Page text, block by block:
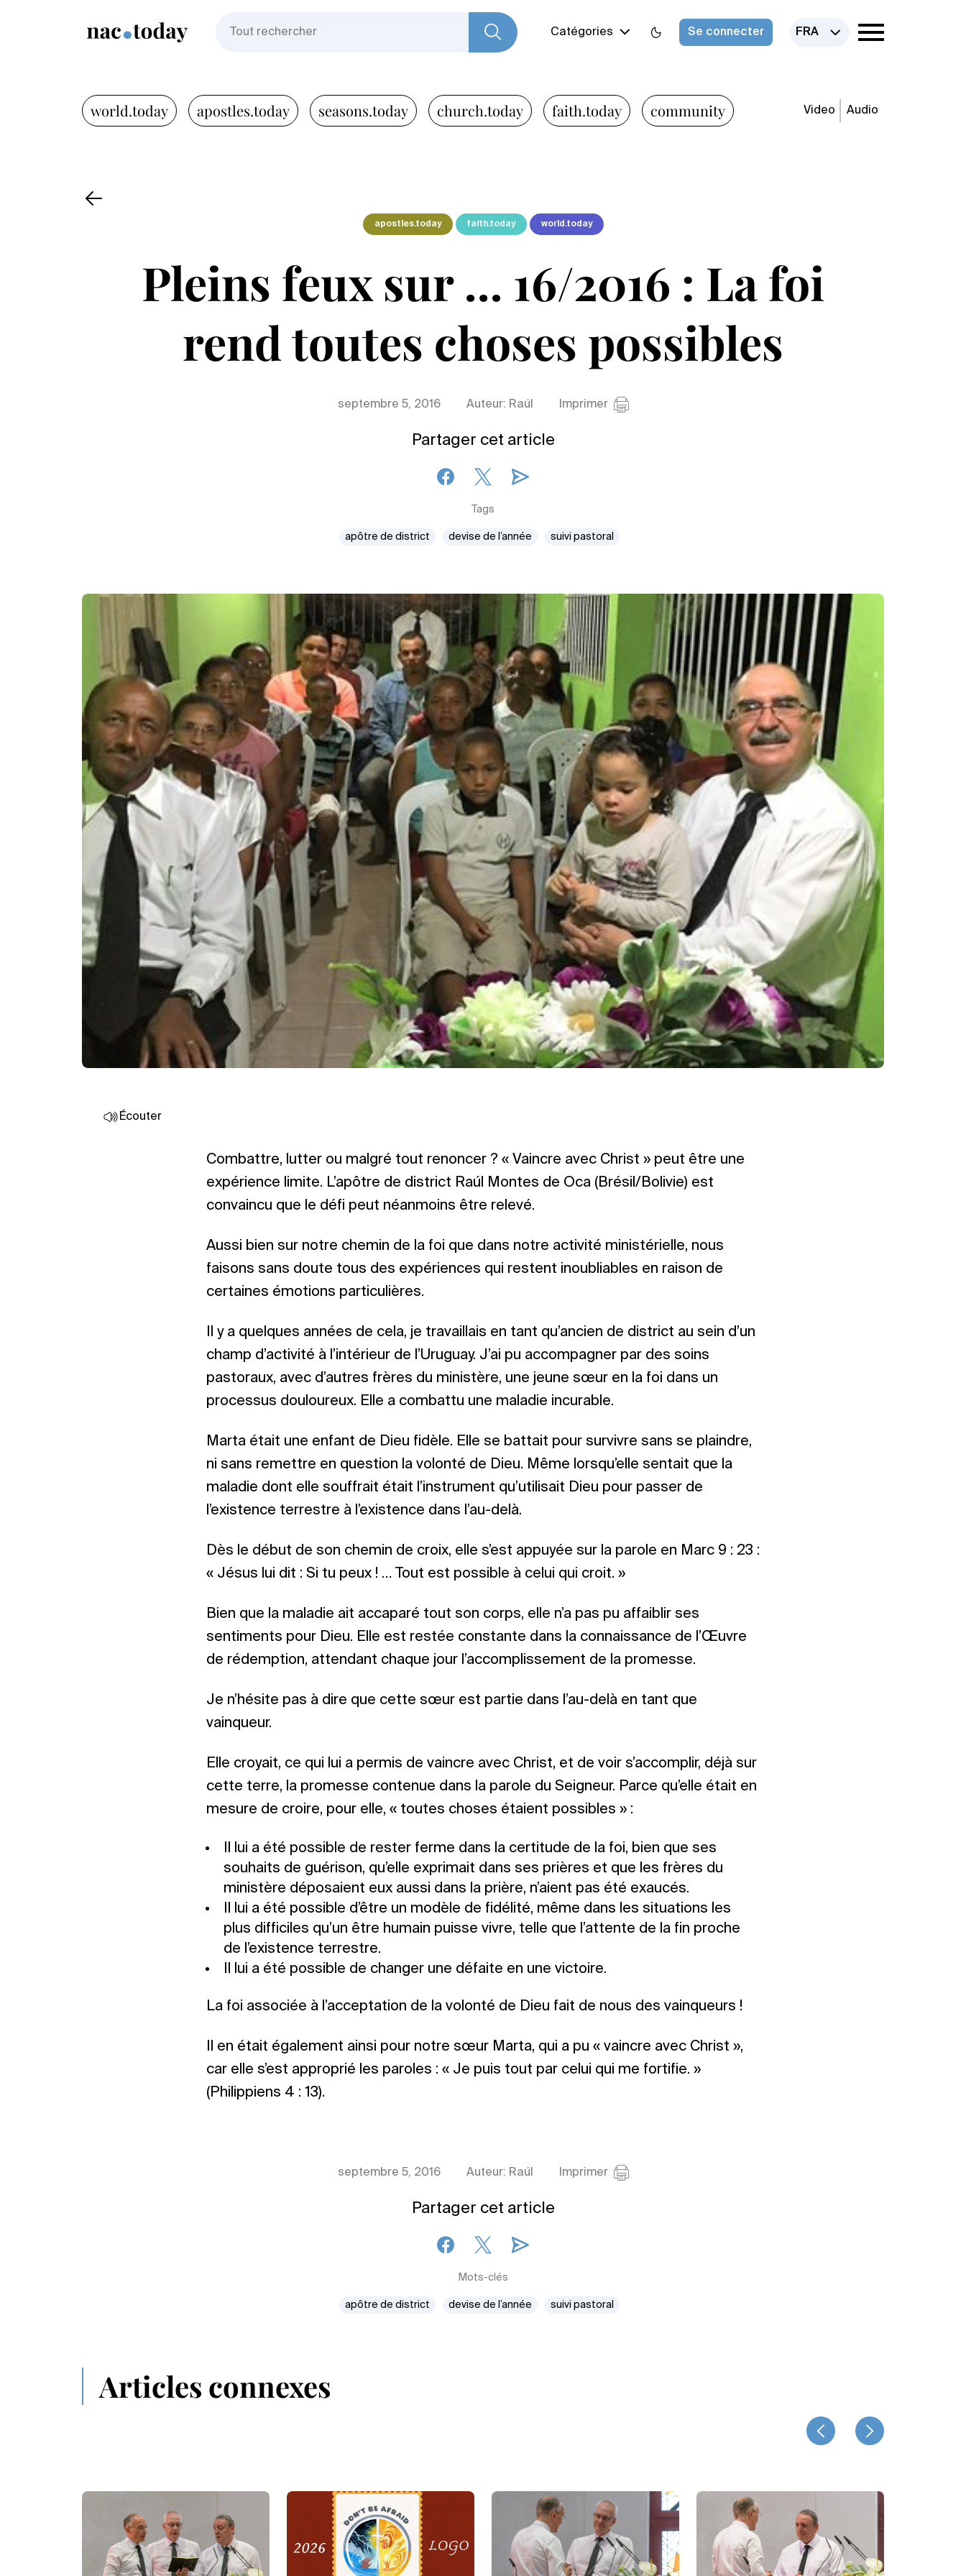
Catégories Se connecter FRA
world.today apostles.today seasons.today church.today faith.today community Video Audio
apostles.today faith.today world.today
Pleins feux sur … 16/2016 : La foi
rend toutes choses possibles
septembre 5, 2016 Auteur: Raúl Imprimer
Partager cet article
Tags
apôtre de district devise de l’année suivi pastoral
Écouter
Combattre, lutter ou malgré tout renoncer ? « Vaincre avec Christ » peut être une
expérience limite. L’apôtre de district Raúl Montes de Oca (Brésil/Bolivie) est
convaincu que le défi peut néanmoins être relevé.
Aussi bien sur notre chemin de la foi que dans notre activité ministérielle, nous
faisons sans doute tous des expériences qui restent inoubliables en raison de
certaines émotions particulières.
Il y a quelques années de cela, je travaillais en tant qu’ancien de district au sein d’un
champ d’activité à l’intérieur de l’Uruguay. J’ai pu accompagner par des soins
pastoraux, avec d’autres frères du ministère, une jeune sœur en la foi dans un
processus douloureux. Elle a combattu une maladie incurable.
Marta était une enfant de Dieu fidèle. Elle se battait pour survivre sans se plaindre,
ni sans remettre en question la volonté de Dieu. Même lorsqu’elle sentait que la
maladie dont elle souffrait était l’instrument qu’utilisait Dieu pour passer de
l’existence terrestre à l’existence dans l’au-delà.
Dès le début de son chemin de croix, elle s’est appuyée sur la parole en Marc 9 : 23 :
« Jésus lui dit : Si tu peux ! … Tout est possible à celui qui croit. »
Bien que la maladie ait accaparé tout son corps, elle n’a pas pu affaiblir ses
sentiments pour Dieu. Elle est restée constante dans la connaissance de l’Œuvre
de rédemption, attendant chaque jour l’accomplissement de la promesse.
Je n’hésite pas à dire que cette sœur est partie dans l’au-delà en tant que
vainqueur.
Elle croyait, ce qui lui a permis de vaincre avec Christ, et de voir s’accomplir, déjà sur
cette terre, la promesse contenue dans la parole du Seigneur. Parce qu’elle était en
mesure de croire, pour elle, « toutes choses étaient possibles » :
Il lui a été possible de rester ferme dans la certitude de la foi, bien que ses
souhaits de guérison, qu’elle exprimait dans ses prières et que les frères du
ministère déposaient eux aussi dans la prière, n’aient pas été exaucés.
Il lui a été possible d’être un modèle de fidélité, même dans les situations les
plus difficiles qu’un être humain puisse vivre, telle que l’attente de la fin proche
de l’existence terrestre.
Il lui a été possible de changer une défaite en une victoire.
La foi associée à l’acceptation de la volonté de Dieu fait de nous des vainqueurs !
Il en était également ainsi pour notre sœur Marta, qui a pu « vaincre avec Christ »,
car elle s’est approprié les paroles : « Je puis tout par celui qui me fortifie. »
(Philippiens 4 : 13).
septembre 5, 2016 Auteur: Raúl Imprimer
Partager cet article
Mots-clés
apôtre de district devise de l’année suivi pastoral
Articles connexes